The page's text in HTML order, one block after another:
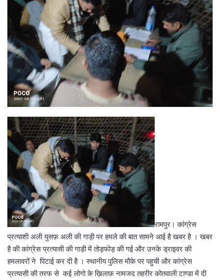
रामपुर। कांग्रेस
प्रत्याशी अली युसफ़ अली की गाड़ी पर हमले की बात सामने आई है खबर है । खबर
है की कांग्रेस प्रत्यासी की गाड़ी में तोड़फोड़ की गई और उनके ड्राइवर की
हमलावरों ने पिटाई कर दी है । स्थानीय पुलिस मौके पर पहुची और कांग्रेस
प्रत्यासी की तरफ से कई लोगो के ख़िलाफ़ नामजद तहरीर कोतवाली टाण्डा में दी